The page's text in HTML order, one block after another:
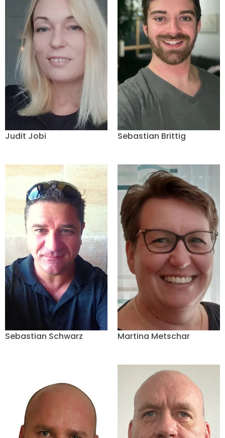
Judit Jobi Sebastian Brittig
Sebastian Schwarz Martina Metschar